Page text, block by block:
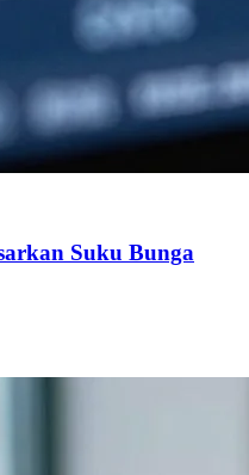
Suku Bunga